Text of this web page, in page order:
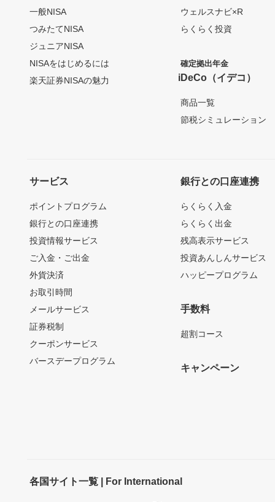
一般NISA
つみたてNISA
ジュニアNISA
NISAをはじめるには
楽天証券NISAの魅力
ウェルスナビ×R
らくらく投資
確定拠出年金
iDeCo（イデコ）
商品一覧
節税シミュレーション
サービス
ポイントプログラム
銀行との口座連携
投資情報サービス
ご入金・ご出金
外貨決済
お取引時間
メールサービス
証券税制
クーポンサービス
バースデープログラム
銀行との口座連携
らくらく入金
らくらく出金
残高表示サービス
投資あんしんサービス
ハッピープログラム
手数料
超割コース
キャンペーン
各国サイト一覧 | For International